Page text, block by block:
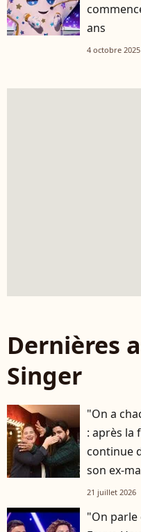
ans
4 octobre 2025
Dernières
Singer
"On a
: après la
continue
son ex-
21 juillet 2026
"On parle